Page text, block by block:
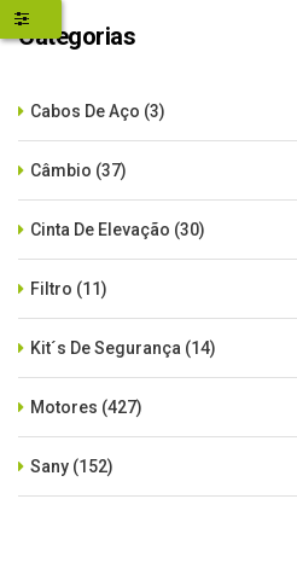
Categorias
Cabos De Aço (3)
Câmbio (37)
Cinta De Elevação (30)
Filtro (11)
Kit´s De Segurança (14)
Motores (427)
Sany (152)